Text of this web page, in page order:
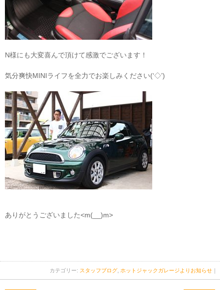
N様にも大変喜んで頂けて感激でございます！
気分爽快MINIライフを全力でお楽しみください(‘◇’)ゞ
ありがとうございました<m(__)m>
カテゴリー: スタッフブログ ホットジャックガレージよりお知らせ ｜